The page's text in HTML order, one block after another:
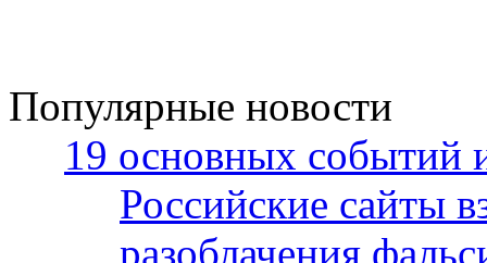
Популярные новости
19 основных событий
Российские сайты
разоблачения